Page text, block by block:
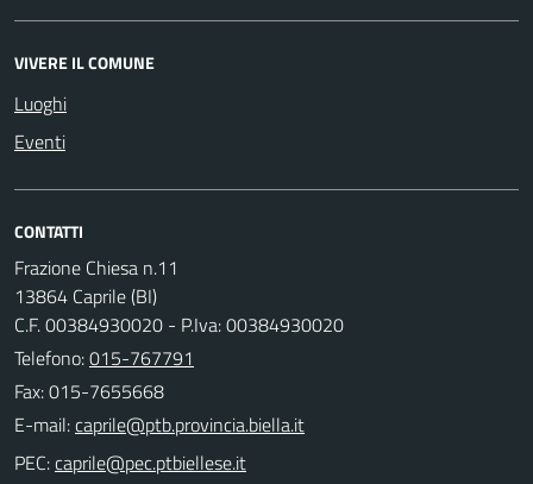
VIVERE IL COMUNE
Luoghi
Eventi
CONTATTI
Frazione Chiesa n.11
13864 Caprile (BI)
C.F. 00384930020 - P.Iva: 00384930020
Telefono:015-767791
Fax: 015-7655668
E-mail:
PEC: